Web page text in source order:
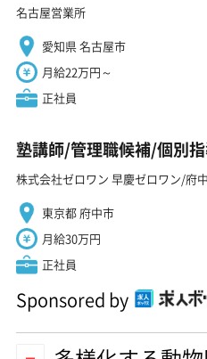
名古屋営業所
愛知県 名古屋市
月給22万円～
正社員
塾講師/管理職候補/個別
株式会社ゼロワン 早慶ゼロワン/府
東京都 府中市
月給30万円
正社員
Sponsored by